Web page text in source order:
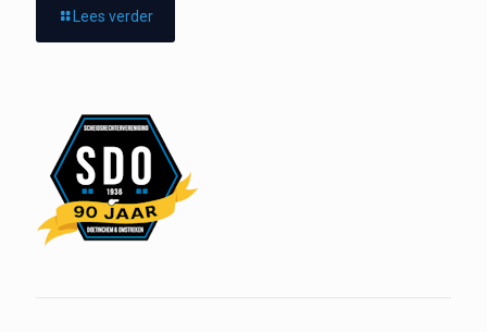
Lees verder